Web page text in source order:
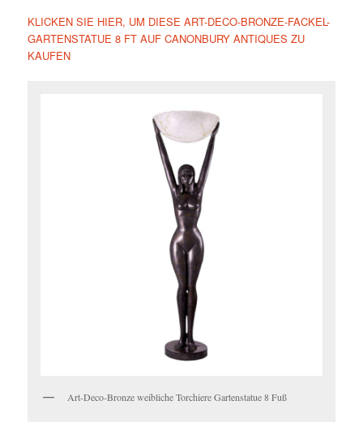
KLICKEN SIE HIER, UM DIESE ART-DECO-BRONZE-FACKEL-
GARTENSTATUE 8 FT AUF CANONBURY ANTIQUES ZU
KAUFEN
Art-Deco-Bronze weibliche Torchiere Gartenstatue 8 Fuß